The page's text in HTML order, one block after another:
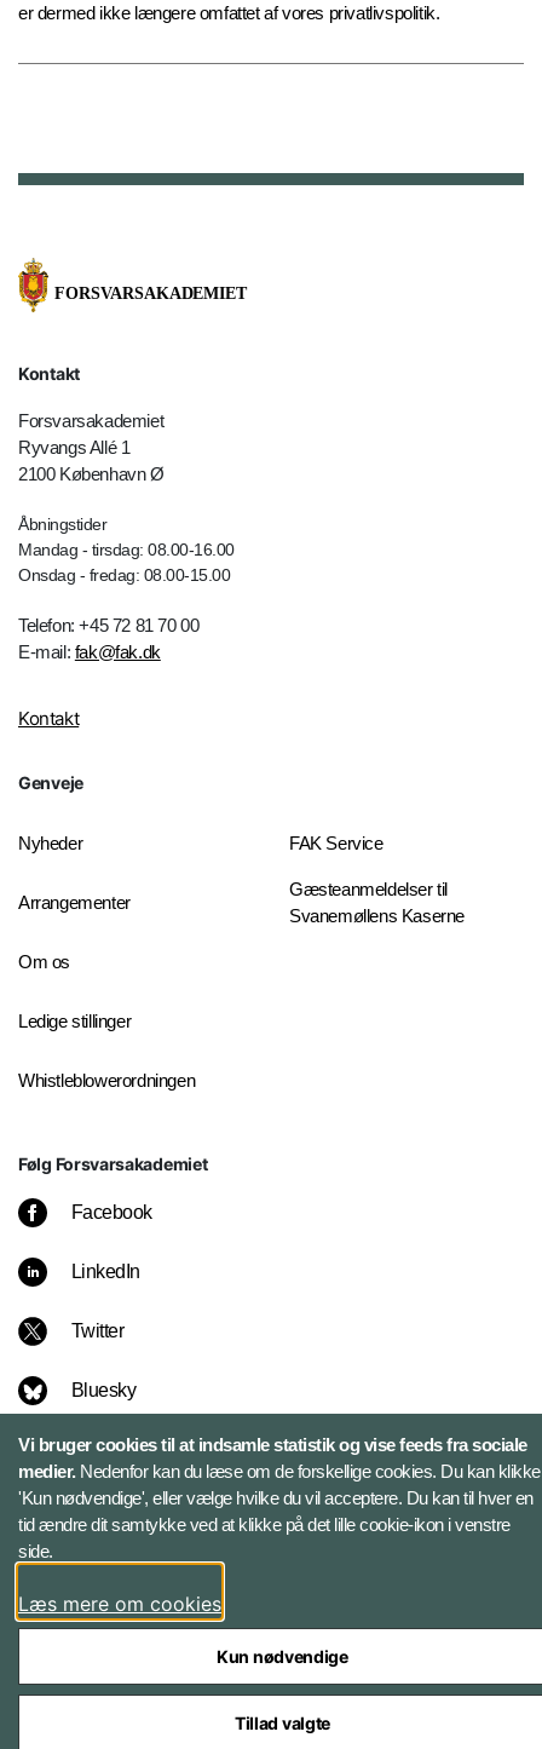
er dermed ikke længere omfattet af vores privatlivspolitik.
Kontakt
Forsvarsakademiet
Ryvangs Allé 1
2100 København Ø
Åbningstider
Mandag - tirsdag: 08.00-16.00
Onsdag - fredag: 08.00-15.00
Telefon: +45 72 81 70 00
E-mail: fak@fak.dk
Kontakt
Genveje
Nyheder
Arrangementer
Om os
Ledige stillinger
Whistleblowerordningen
FAK Service
Gæsteanmeldelser til
Svanemøllens Kaserne
Følg Forsvarsakademiet
Facebook
LinkedIn
Twitter
Bluesky
Styrelser og myndigheder under Forsvarsministeriet
Tilgængelighedserklæring
Vi bruger cookies til at indsamle statistik og vise feeds fra sociale
medier.Nedenfor kan du læse om de forskellige cookies. Du kan klikke
'Kun nødvendige', eller vælge hvilke du vil acceptere. Du kan til hver en
tid ændre dit samtykke ved at klikke på det lille cookie-ikon i venstre
side.
Læs mere om cookies
Kun nødvendige
Tillad valgte